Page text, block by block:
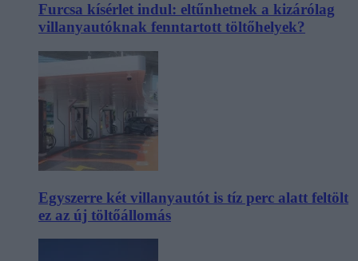
Furcsa kísérlet indul: eltűnhetnek a kizárólag
villanyautóknak fenntartott töltőhelyek?
Egyszerre két villanyautót is tíz perc alatt feltölt
ez az új töltőállomás